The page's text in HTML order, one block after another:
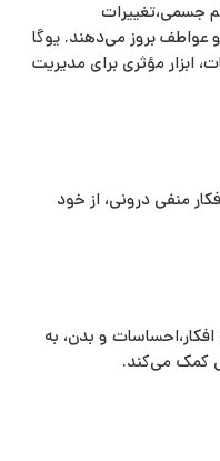
جسمی،تغییرات
عواطف بروز می‌دهند. یوگا
ابزار مؤثری برای مدیریت
منفی درونی، از خود
و بدن، به
کمک می‌کند.